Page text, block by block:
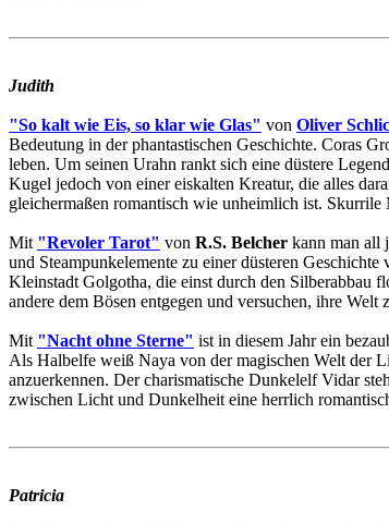
Judith
"So kalt wie Eis, so klar wie Glas" von Oliver
Bedeutung in der phantastischen Geschichte. Coras
leben. Um seinen Urahn rankt sich eine düstere
Kugel jedoch von einer eiskalten Kreatur, die alles
gleichermaßen romantisch wie unheimlich ist.
Mit "Revoler Tarot" von R.S. Belcher kann man all
und Steampunkelemente zu einer düsteren
Kleinstadt Golgotha, die einst durch den Silberabbau
andere dem Bösen entgegen und versuchen, ihre Welt
Mit "Nacht ohne Sterne" ist in diesem Jahr ein
Als Halbelfe weiß Naya von der magischen Welt der
anzuerkennen. Der charismatische Dunkelelf Vidar
zwischen Licht und Dunkelheit eine herrlich
Patricia